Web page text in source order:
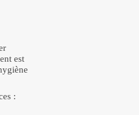
est
: